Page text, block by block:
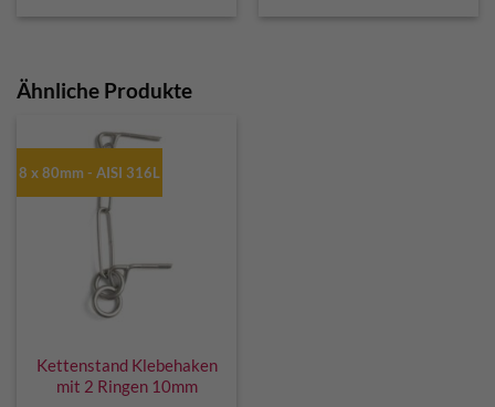
Ähnliche Produkte
8 x 80mm - AISI 316L
Kettenstand Klebehaken
mit 2 Ringen 10mm